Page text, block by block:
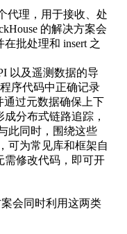
代理，用于接收、处
的解决方案会
批处理和 insert 之
以及遥测数据的导
序代码中正确记录
通过元数据确保上下
分布式链路追踪，
此同时，围绕这些
可为常见库和框架自
需修改代码，即可开
会同时利用这两类